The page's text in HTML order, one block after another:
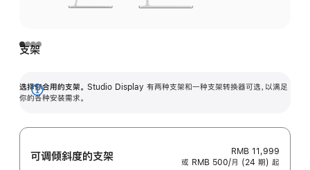
支架
选择你合用的支架。 Studio Display 有两种支架和一种支架转换器可选，以满足
你的各种安装需求。
展
可调倾斜度的支架
RMB 11,999
或 RMB 500/月 (24 期) 起